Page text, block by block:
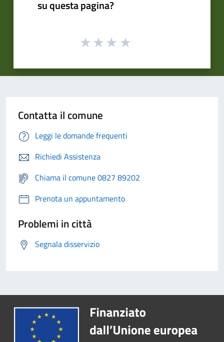
su questa pagina?
Contatta il comune
Leggi le domande frequenti
Richiedi Assistenza
Chiama il comune 0827 89202
Prenota un appuntamento
Problemi in città
Segnala disservizio